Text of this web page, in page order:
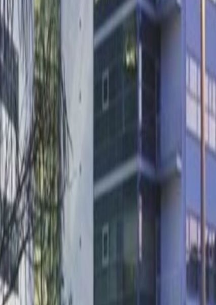
flexible office space in
metropolitan area
buildings nearby. Travel
Tópark bus stop
and beyond using the
47km away.
can call home or just
on our superfast
and focus. Make new
areas, or brainstorm
rooms. Our friendly
need anything during the
placed to enjoy the
drive away - where